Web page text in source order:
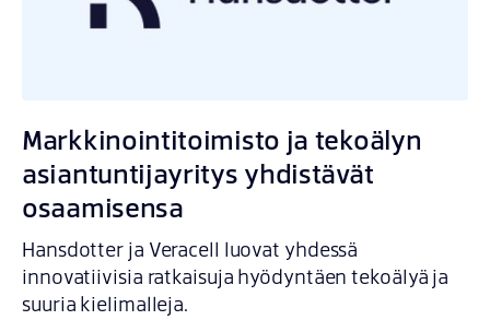
Markkinointitoimisto ja tekoälyn
asiantuntijayritys yhdistävät
osaamisensa
Hansdotter ja Veracell luovat yhdessä
innovatiivisia ratkaisuja hyödyntäen tekoälyä ja
suuria kielimalleja.